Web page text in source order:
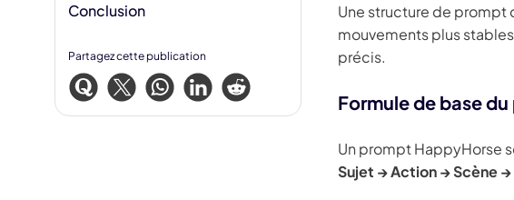
Conclusion
Partagez cette publication
Une structure de prompt
mouvements plus
précis.
Formule de base
Un prompt HappyHorse
Sujet → Action → Scène